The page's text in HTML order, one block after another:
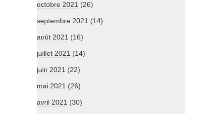
octobre 2021 (26)
septembre 2021 (14)
août 2021 (16)
juillet 2021 (14)
juin 2021 (22)
mai 2021 (26)
avril 2021 (30)